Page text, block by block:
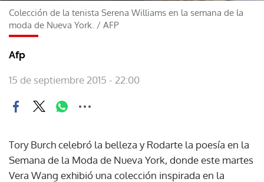
Colección de la tenista Serena Williams en la semana de la
moda de Nueva York. / AFP
Afp
15 de septiembre 2015 - 22:00
Tory Burch celebró la belleza y Rodarte la poesía en la
Semana de la Moda de Nueva York, donde este martes
Vera Wang exhibió una colección inspirada en la